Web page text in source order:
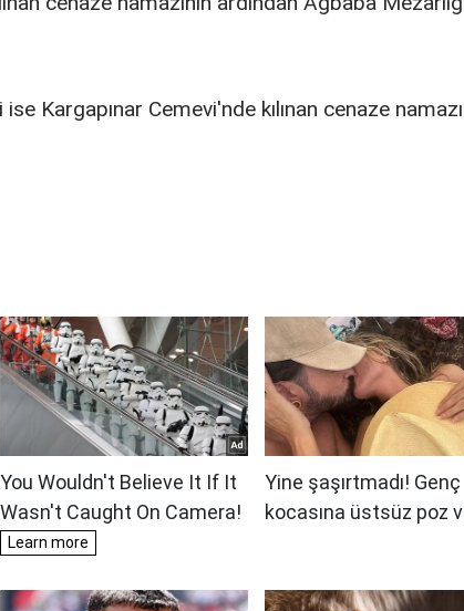
Kargapınar Cemevi'nde kılınan cenaze